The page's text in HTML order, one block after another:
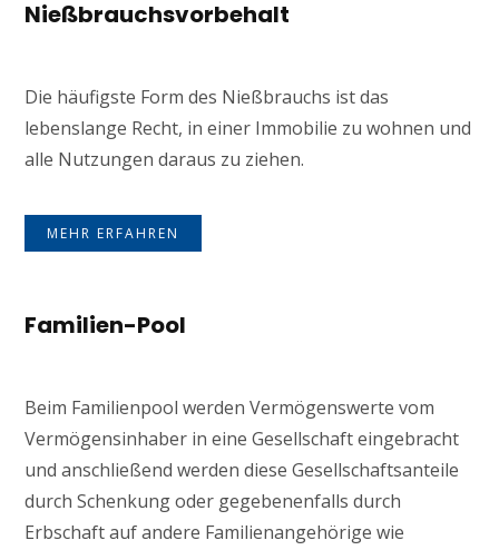
Nießbrauchsvorbehalt
Die häufigste Form des Nießbrauchs ist das
lebenslange Recht, in einer Immobilie zu wohnen und
alle Nutzungen daraus zu ziehen.
MEHR ERFAHREN
Familien-Pool
Beim Familienpool werden Vermögenswerte vom
Vermögensinhaber in eine Gesellschaft eingebracht
und anschließend werden diese Gesellschaftsanteile
durch Schenkung oder gegebenenfalls durch
Erbschaft auf andere Familienangehörige wie